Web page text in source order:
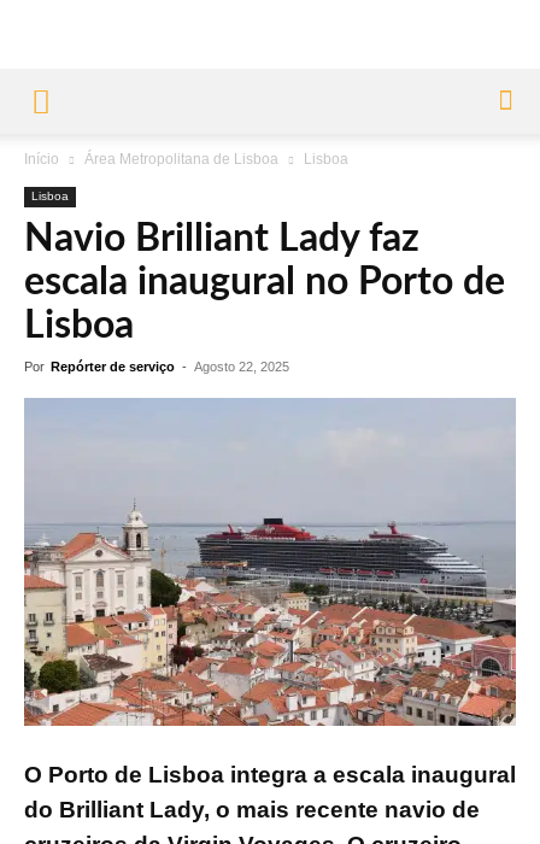
Início Área Metropolitana de Lisboa Lisboa
Lisboa
Navio Brilliant Lady faz
escala inaugural no Porto de
Lisboa
Por Repórter de serviço - Agosto 22, 2025
O Porto de Lisboa integra a escala inaugural
do Brilliant Lady, o mais recente navio de